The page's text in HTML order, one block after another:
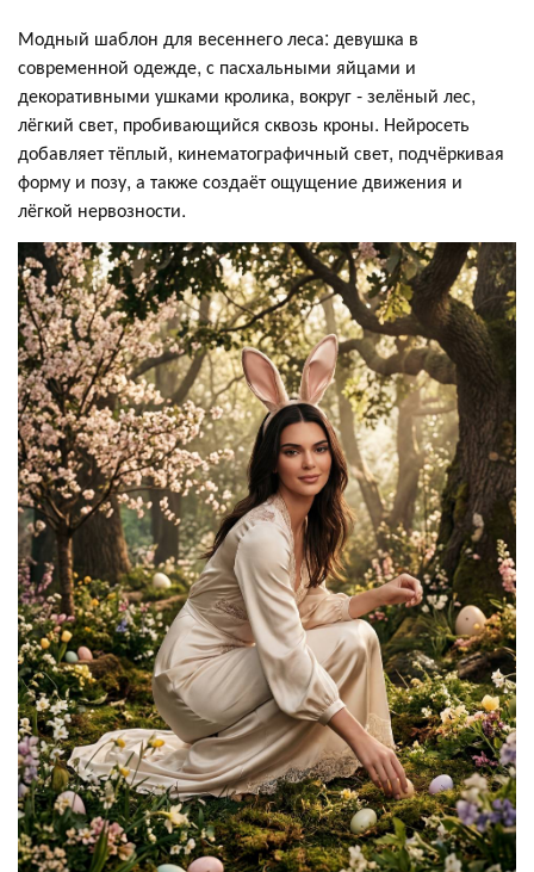
Модный шаблон для весеннего леса: девушка в
современной одежде, с пасхальными яйцами и
декоративными ушками кролика, вокруг - зелёный лес,
лёгкий свет, пробивающийся сквозь кроны. Нейросеть
добавляет тёплый, кинематографичный свет, подчёркивая
форму и позу, а также создаёт ощущение движения и
лёгкой нервозности.